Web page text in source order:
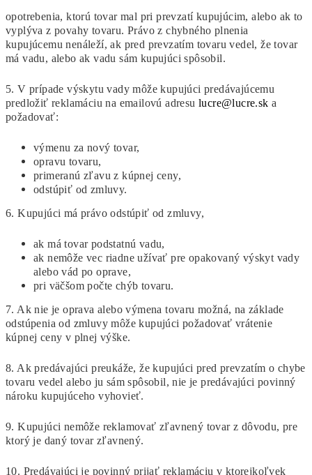
opotrebenia, ktorú tovar mal pri prevzatí kupujúcim, alebo ak to
vyplýva z povahy tovaru. Právo z chybného plnenia
kupujúcemu nenáleží, ak pred prevzatím tovaru vedel, že tovar
má vadu, alebo ak vadu sám kupujúci spôsobil.
5. V prípade výskytu vady môže kupujúci predávajúcemu
predložiť reklamáciu na emailovú adresu lucre@lucre.sk a
požadovať:
výmenu za nový tovar,
opravu tovaru,
primeranú zľavu z kúpnej ceny,
odstúpiť od zmluvy.
6. Kupujúci má právo odstúpiť od zmluvy,
ak má tovar podstatnú vadu,
ak nemôže vec riadne užívať pre opakovaný výskyt vady
alebo vád po oprave,
pri väčšom počte chýb tovaru.
7. Ak nie je oprava alebo výmena tovaru možná, na základe
odstúpenia od zmluvy môže kupujúci požadovať vrátenie
kúpnej ceny v plnej výške.
8. Ak predávajúci preukáže, že kupujúci pred prevzatím o chybe
tovaru vedel alebo ju sám spôsobil, nie je predávajúci povinný
nároku kupujúceho vyhovieť.
9. Kupujúci nemôže reklamovať zľavnený tovar z dôvodu, pre
ktorý je daný tovar zľavnený.
10. Predávajúci je povinný prijať reklamáciu v ktorejkoľvek